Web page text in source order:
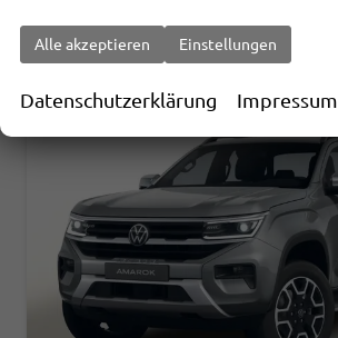
Alle akzeptieren Einstellungen
Datenschutzerklärung Impressum